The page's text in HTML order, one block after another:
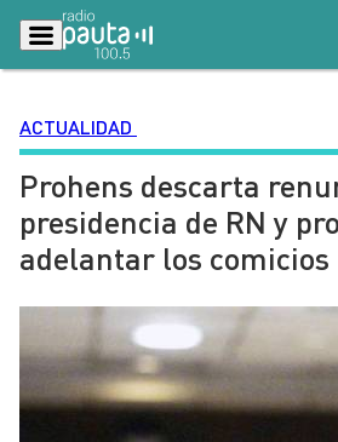
Podcasts
Lo Último
Ciudad
Radio en vivo
Tendencias
Entretención y Cultura
ACTUALIDAD
Prohens descarta
presidencia de RN y
adelantar los